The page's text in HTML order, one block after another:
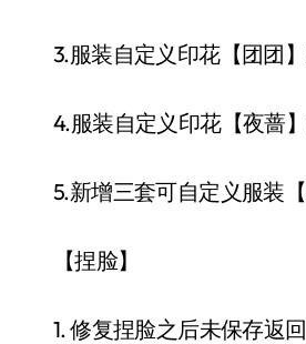
3.服装自定义印花【团团
4.服装自定义印花【夜蔷
5.新增三套可自定义服装
【捏脸】
1. 修复捏脸之后未保存返